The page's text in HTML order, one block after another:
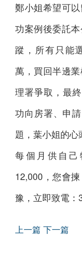
鄭小姐希望可
功案例後委託
蹤，所有只能
萬，買回半邊
理署爭取，最
功向房署、申
題，葉小姐的心
每個月供自
12,000，您會
豫，立即致電：
上一篇 下一篇